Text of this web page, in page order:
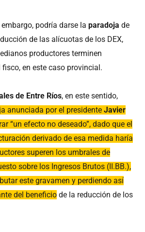
embargo, podría darse la paradoja de
de las alícuotas de los DEX,
productores terminen
en este caso provincial.
de Entre Ríos, en este sentido,
anunciada por el presidente Javier
“un efecto no deseado”, dado que el
derivado de esa medida haría
superen los umbrales de
sobre los Ingresos Brutos (II.BB.),
este gravamen y perdiendo así
del beneficio de la reducción de los